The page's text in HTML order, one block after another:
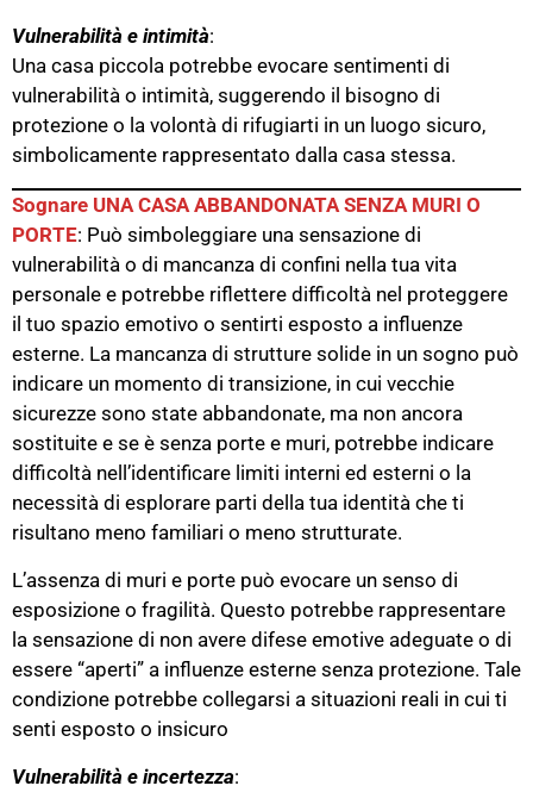
Vulnerabilità e intimità:
Una casa piccola potrebbe evocare sentimenti di
vulnerabilità o intimità, suggerendo il bisogno di
protezione o la volontà di rifugiarti in un luogo sicuro,
simbolicamente rappresentato dalla casa stessa.
Sognare UNA CASA ABBANDONATA SENZA MURI O
PORTE: Può simboleggiare una sensazione di
vulnerabilità o di mancanza di confini nella tua vita
personale e potrebbe riflettere difficoltà nel proteggere
il tuo spazio emotivo o sentirti esposto a influenze
esterne​. La mancanza di strutture solide in un sogno può
indicare un momento di transizione, in cui vecchie
sicurezze sono state abbandonate, ma non ancora
sostituite e se è senza porte e muri, potrebbe indicare
difficoltà nell’identificare limiti interni ed esterni o la
necessità di esplorare parti della tua identità che ti
risultano meno familiari o meno strutturate​.
L’assenza di muri e porte può evocare un senso di
esposizione o fragilità. Questo potrebbe rappresentare
la sensazione di non avere difese emotive adeguate o di
essere “aperti” a influenze esterne senza protezione. Tale
condizione potrebbe collegarsi a situazioni reali in cui ti
senti esposto o insicuro​
Vulnerabilità e incertezza: